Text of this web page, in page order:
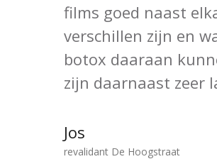
films goed naast
verschillen zijn en
botox daaraan
zijn daarnaast zeer
Jos
revalidant De Hoogstraat